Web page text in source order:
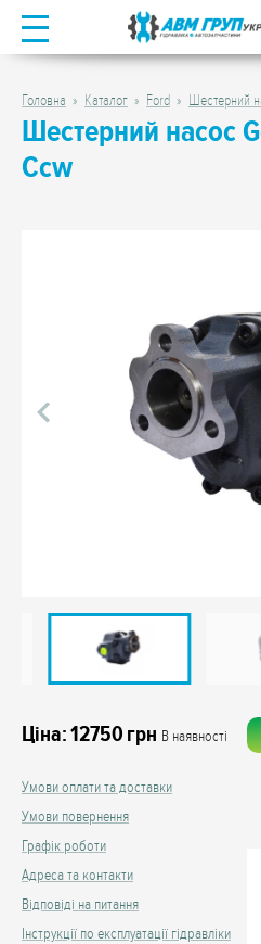
Головна Каталог Ford Шестерний
Шестерний насос
Ccw
Ціна:12750 грн В наявності
Умови оплати та доставки
Умови повернення
Графік роботи
Адреса та контакти
Відповіді на питання
Інструкції по експлуатації гідравліки